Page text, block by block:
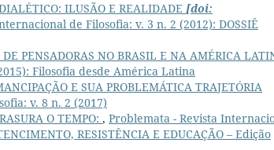
ILUSÃO E REALIDADE [doi:
de Filosofia: v. 3 n. 2 (2012): DOSSIÊ
PENSADORAS NO BRASIL E NA AMÉRICA
Filosofia desde América Latina
E SUA PROBLEMÁTICA TRAJETÓRIA
v. 8 n. 2 (2017)
O TEMPO: , Problemata - Revista
RESISTÊNCIA E EDUCAÇÃO – Edição